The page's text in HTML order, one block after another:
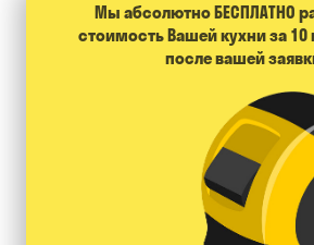
Мы абсолютно БЕСПЛАТНО
стоимость Вашей кухни за 10
после вашей